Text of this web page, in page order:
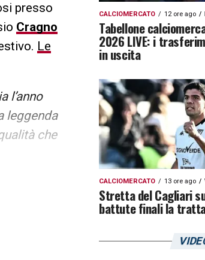
presso
Cragno
Le
l’anno
leggenda
che
CALCIOMERCATO 12 ore ago
Tabellone
2026 LIVE: i
in uscita
CALCIOMERCATO 13 ore ago
Stretta del Cagliari
battute finali la